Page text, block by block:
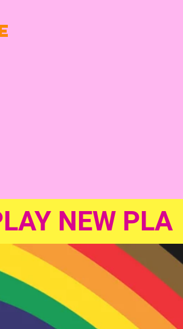
NEW PLA